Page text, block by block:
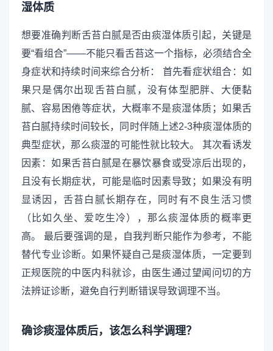
湿体质
想要准确判断舌苔白腻是否由痰湿体质引起，关键是
要“看组合”——不能只看舌苔这一个指标，必须结合全
身症状和持续时间来综合分析： 首先看症状组合：如
果只是偶尔出现舌苔白腻，没有体型肥胖、大便黏
腻、容易困倦等症状，大概率不是痰湿体质；如果舌
苔白腻持续时间较长，同时伴随上述2-3种痰湿体质的
典型症状，那么痰湿的可能性就比较大。 其次看诱发
因素：如果舌苔白腻是在暴饮暴食或受凉后出现的，
且没有长期症状，可能是临时因素导致；如果没有明
显诱因，舌苔白腻长期存在，同时有不良生活习惯
（比如久坐、爱吃生冷），那么痰湿体质的概率更
高。 最后要强调的是，自我判断只能作为参考，不能
替代专业诊断。如果怀疑自己是痰湿体质，一定要到
正规医院的中医内科就诊，由医生通过望闻问切的方
法辨证诊断，避免自行判断错误导致调理不当。
确诊痰湿体质后，该怎么科学调理？